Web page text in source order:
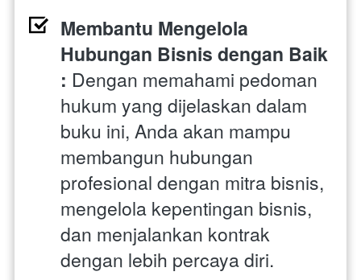
Membantu Mengelola
Hubungan Bisnis dengan Baik
: Dengan memahami pedoman
hukum yang dijelaskan dalam
buku ini, Anda akan mampu
membangun hubungan
profesional dengan mitra bisnis,
mengelola kepentingan bisnis,
dan menjalankan kontrak
dengan lebih percaya diri.